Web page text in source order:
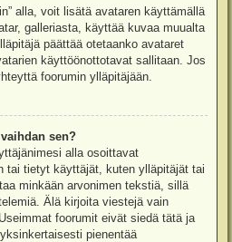
alla, voit lisätä avataren käyttämällä
galleriasta, käyttää kuvaa muualta
päättää otetaanko avataret
käyttöönottotavat sallitaan. Jos
foorumin ylläpitäjään.
sen?
alla osoittavat
tai tietyt käyttäjät, kuten ylläpitäjät tai
minkään arvonimen tekstiä, sillä
Älä kirjoita viestejä vain
foorumit eivät siedä tätä ja
pienentää